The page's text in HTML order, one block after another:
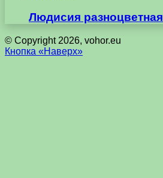
Людисия разноцветная
© Copyright 2026, vohor.eu
Кнопка «Наверх»